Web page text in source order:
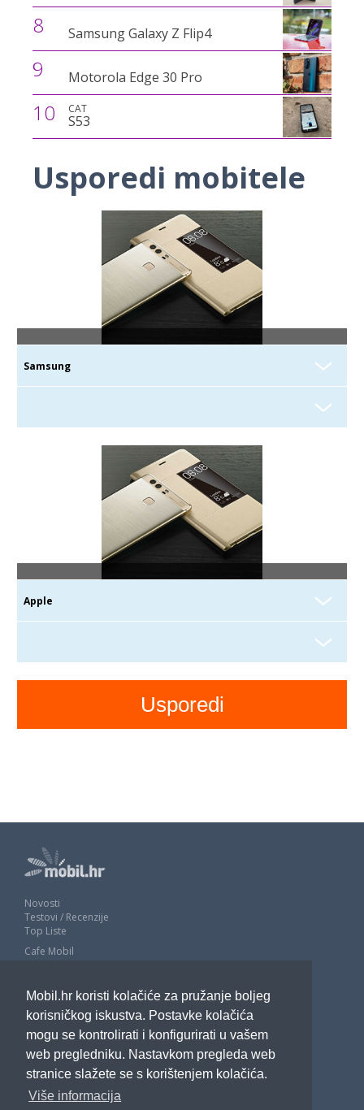
Mobil.hr koristi kolačiće za pružanje boljeg
korisničkog iskustva. Postavke kolačića
mogu se kontrolirati i konfigurirati u vašem
web pregledniku. Nastavkom pregleda web
stranice slažete se s korištenjem kolačića.
Više informacija
8 Samsung Galaxy Z Flip4
9 Motorola Edge 30 Pro
10 CAT
S53
Usporedi mobitele
Novosti
Testovi / Recenzije
Top Liste
Cafe Mobil
Impressum
Marketing
Pravne odredbe
Izjava o privatnosti
POTRAŽITE NAS